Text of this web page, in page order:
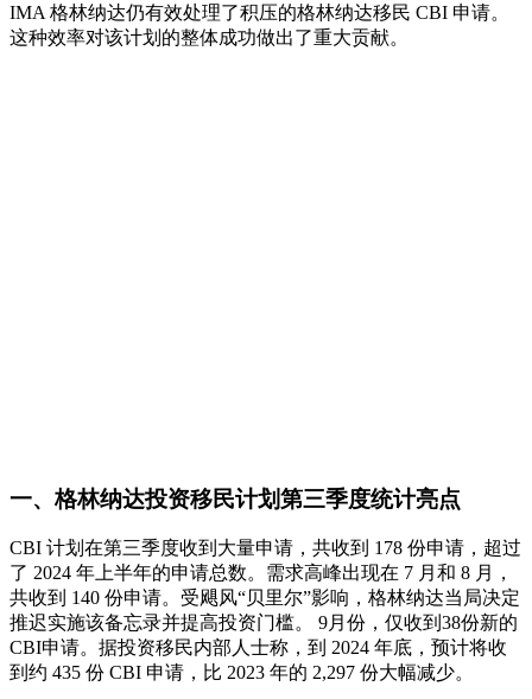
IMA 格林纳达仍有效处理了积压的格林纳达移民 CBI 申请。
这种效率对该计划的整体成功做出了重大贡献。
一、格林纳达投资移民计划第三季度统计亮点
CBI 计划在第三季度收到大量申请，共收到 178 份申请，超过
了 2024 年上半年的申请总数。需求高峰出现在 7 月和 8 月，
共收到 140 份申请。受飓风“贝里尔”影响，格林纳达当局决定
推迟实施该备忘录并提高投资门槛。 9月份，仅收到38份新的
CBI申请。据投资移民内部人士称，到 2024 年底，预计将收
到约 435 份 CBI 申请，比 2023 年的 2,297 份大幅减少。